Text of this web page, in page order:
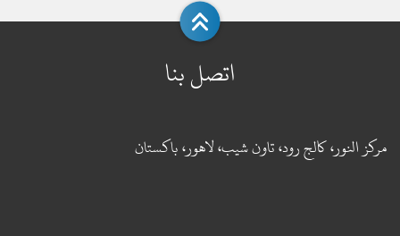
اتصل بنا
مركز النور، كالج رود، تاون شيب، لاهور، باكستان